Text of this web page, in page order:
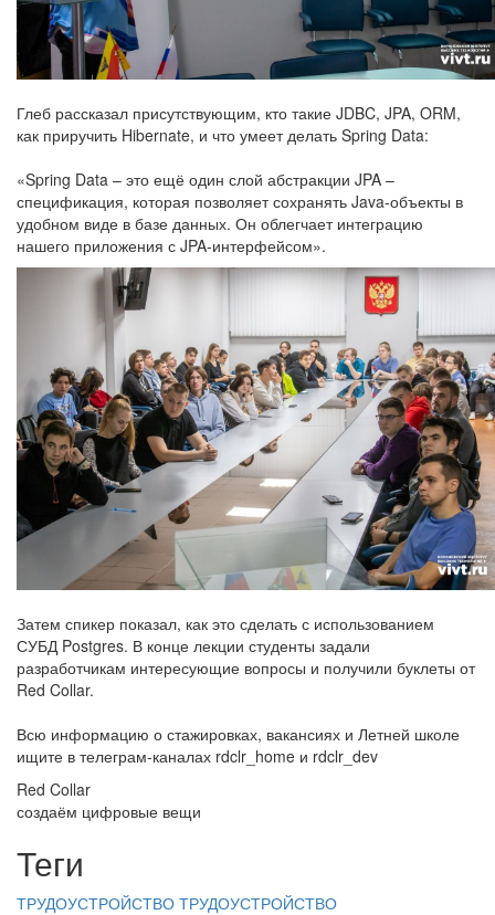
Глеб рассказал присутствующим, кто такие JDBC, JPA, ORM,
как приручить Hibernate, и что умеет делать Spring Data:
«Spring Data – это ещё один слой абстракции JPA –
спецификация, которая позволяет сохранять Java-объекты в
удобном виде в базе данных. Он облегчает интеграцию
нашего приложения с JPA-интерфейсом».
Затем спикер показал, как это сделать с использованием
СУБД Postgres. В конце лекции студенты задали
разработчикам интересующие вопросы и получили буклеты от
Red Collar.
Всю информацию о стажировках, вакансиях и Летней школе
ищите в телеграм-каналах rdclr_home и rdclr_dev
Red Collar
создаём цифровые вещи
Теги
ТРУДОУСТРОЙСТВО ТРУДОУСТРОЙСТВО